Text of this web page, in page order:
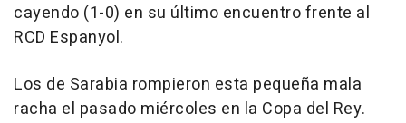
cayendo (1-0) en su último encuentro frente al
RCD Espanyol.
Los de Sarabia rompieron esta pequeña mala
racha el pasado miércoles en la Copa del Rey.